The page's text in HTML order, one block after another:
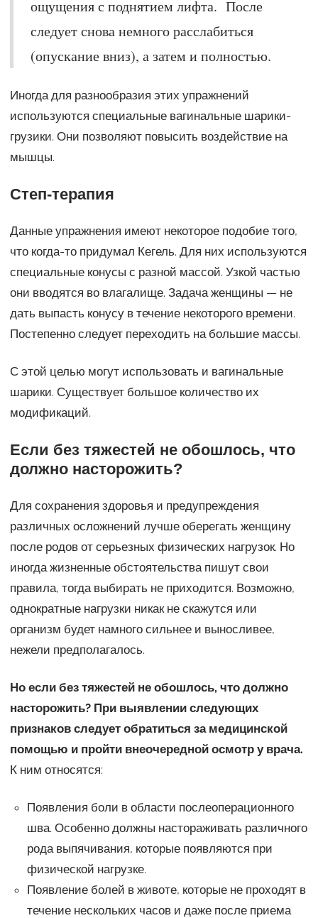
ощущения с поднятием лифта. После
следует снова немного расслабиться
(опускание вниз), а затем и полностью.
Иногда для разнообразия этих упражнений
используются специальные вагинальные шарики-
грузики. Они позволяют повысить воздействие на
мышцы.
Степ-терапия
Данные упражнения имеют некоторое подобие того,
что когда-то придумал Кегель. Для них используются
специальные конусы с разной массой. Узкой частью
они вводятся во влагалище. Задача женщины — не
дать выпасть конусу в течение некоторого времени.
Постепенно следует переходить на большие массы.
С этой целью могут использовать и вагинальные
шарики. Существует большое количество их
модификаций.
Если без тяжестей не обошлось, что
должно насторожить?
Для сохранения здоровья и предупреждения
различных осложнений лучше оберегать женщину
после родов от серьезных физических нагрузок. Но
иногда жизненные обстоятельства пишут свои
правила, тогда выбирать не приходится. Возможно,
однократные нагрузки никак не скажутся или
организм будет намного сильнее и выносливее,
нежели предполагалось.
Но если без тяжестей не обошлось, что должно
насторожить? При выявлении следующих
признаков следует обратиться за медицинской
помощью и пройти внеочередной осмотр у врача.
К ним относятся:
Появления боли в области послеоперационного
шва. Особенно должны настораживать различного
рода выпячивания, которые появляются при
физической нагрузке.
Появление болей в животе, которые не проходят в
течение нескольких часов и даже после приема